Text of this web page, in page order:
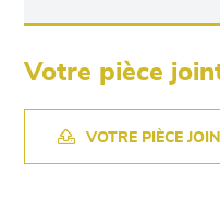
Votre pièce
VOTRE PIÈCE